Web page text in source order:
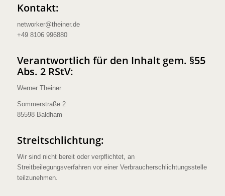
Kontakt:
networker@theiner.de
+49 8106 996880
Verantwortlich für den Inhalt gem. §55
Abs. 2 RStV:
Werner Theiner
Sommerstraße 2
85598 Baldham
Streitschlichtung:
Wir sind nicht bereit oder verpflichtet, an
Streitbeilegungsverfahren vor einer Verbraucherschlichtungsstelle
teilzunehmen.